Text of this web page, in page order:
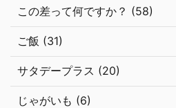
この差って何ですか？ (58)
ご飯 (31)
サタデープラス (20)
じゃがいも (6)